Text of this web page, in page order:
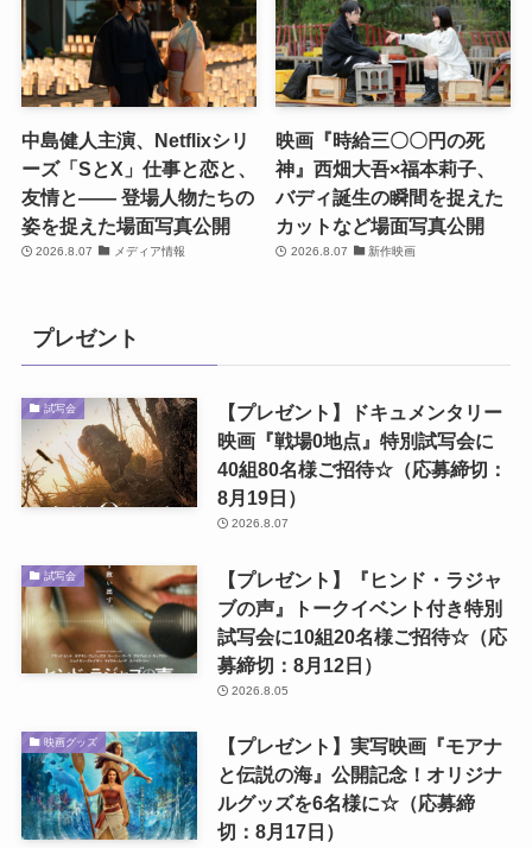
中島健人主演、Netflixシリ
ーズ「SとX」仕事と恋と、
友情と―― 登場人物たちの
姿を捉えた場面写真公開
2026.8.07 メディア情報
映画『時給三〇〇円の死
神』西畑大吾×福本莉子、
バディ誕生の瞬間を捉えた
カットなど場面写真公開
2026.8.07 新作映画
プレゼント
試写会
【プレゼント】ドキュメンタリー
映画『戦場0地点』特別試写会に
40組80名様ご招待☆（応募締切：
8月19日）
2026.8.07
試写会
【プレゼント】『ヒンド・ラジャ
ブの声』トークイベント付き特別
試写会に10組20名様ご招待☆（応
募締切：8月12日）
2026.8.05
映画グッズ
【プレゼント】実写映画『モアナ
と伝説の海』公開記念！オリジナ
ルグッズを6名様に☆（応募締
切：8月17日）